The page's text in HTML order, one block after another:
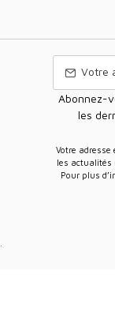
les
Votre adresse e-mail sera uniquement utilisée pour vous envoyer des informations sur
les actualités
Pour plus